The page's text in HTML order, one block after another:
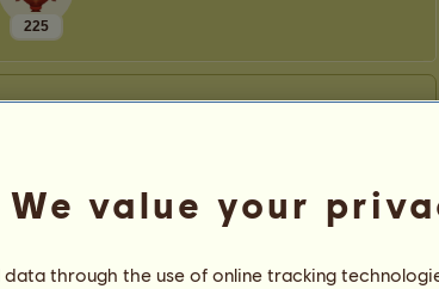
225
We value your
through the use of online tracking